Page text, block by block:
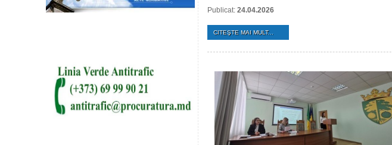
Publicat: 24.04.2026
CITEŞTE MAI MULT...